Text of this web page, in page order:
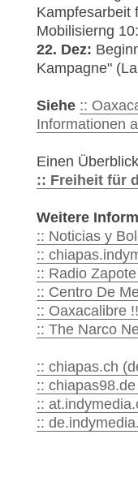
Kampfesarbeit
Mobilisierng
22. Dez:
Kampagne"
Siehe ::
Informationen
Einen
:: Freiheit für
Weitere
:: Noticias y
::
:: Radio
:: Centro De
:: Oaxacalibre
:: The Narco
:: chiapas.ch
::
::
::